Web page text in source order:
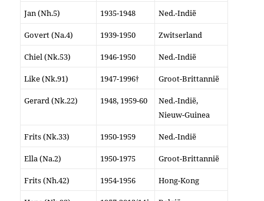
Jan (Nh.5) 1935-1948 Ned.-Indië
Govert (Na.4) 1939-1950 Zwitserland
Chiel (Nk.53) 1946-1950 Ned.-Indië
Like (Nk.91) 1947-1996† Groot-Brittannië
Gerard (Nk.22) 1948, 1959-60
Ned.-Indië,
Nieuw-Guinea
Frits (Nk.33) 1950-1959 Ned.-Indië
Ella (Na.2) 1950-1975 Groot-Brittannië
Frits (Nh.42) 1954-1956 Hong-Kong